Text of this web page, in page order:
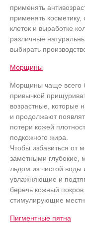
применять
применять
клеток и выработке
различные
выбирать
Морщины
Морщины чаще всего
привычкой
возрастные, которые
и продолжают
потери кожей
подкожного жира.
Чтобы избавиться от
заметными глубокие,
льдом из чистой воды
увлажняющие и
беречь кожный
стимулирующие
Пигментные пятна